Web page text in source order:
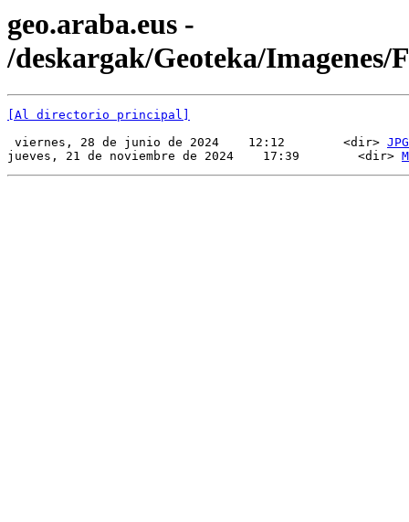
geo.araba.eus -
/deskargak/Geoteka/Imagenes/
[Al directorio principal]
viernes, 28 de junio de 2024    12:12        <dir> JPG
jueves, 21 de noviembre de 2024    17:39        <dir>